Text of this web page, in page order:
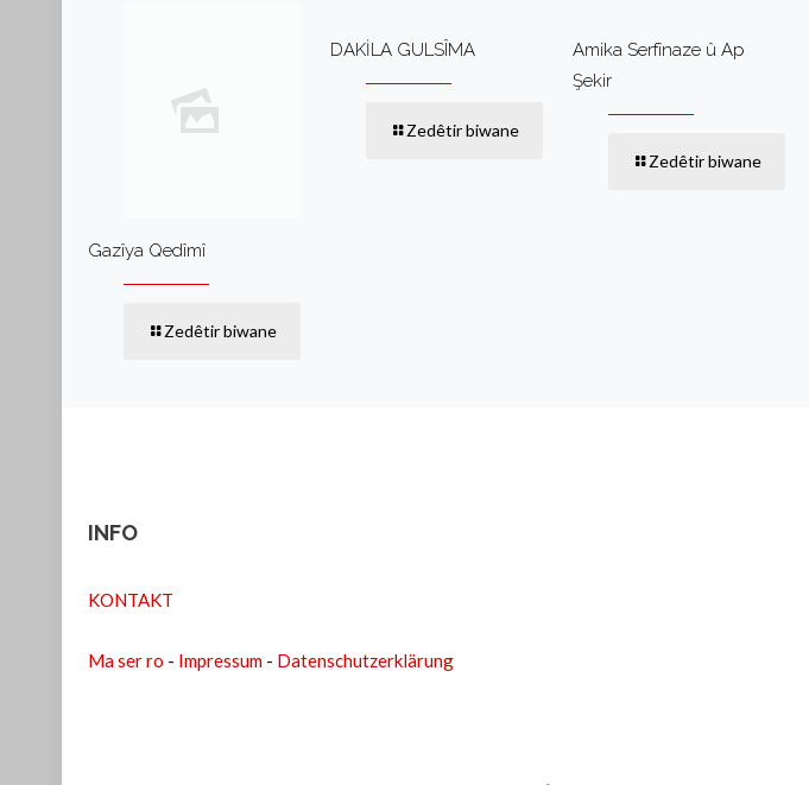
Gazîya Qedîmî
Zedêtir biwane
DAKİLA GULSÎMA
Zedêtir biwane
Amika Serfînaze û Ap
Şekir
Zedêtir biwane
INFO
KONTAKT
Ma ser ro - Impressum - Datenschutzerklärung